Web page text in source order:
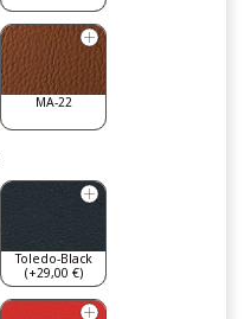
MA-22
Toledo-Black
(+29,00 €)